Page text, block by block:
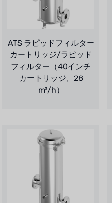
ATS ラピッドフィルター
カートリッジ/ラピッド
フィルター（40インチ
カートリッジ、28
m³/h）